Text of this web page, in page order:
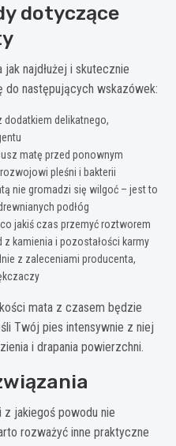
dotyczące
jak najdłużej i skutecznie
do następujących wskazówek:
dodatkiem delikatnego,
matę przed ponownym
pleśni i bakterii
nie gromadzi się wilgoć – jest to
podłóg
jakiś czas przemyć roztworem
kamienia i pozostałości karmy
z zaleceniami producenta,
mata z czasem będzie
Twój pies intensywnie z niej
i drapania powierzchni.
jakiegoś powodu nie
rozważyć inne praktyczne